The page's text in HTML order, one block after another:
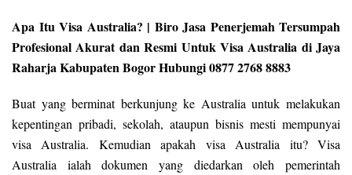
Apa Itu Visa Australia? | Biro Jasa Penerjemah Tersumpah
Profesional Akurat dan Resmi Untuk Visa Australia di Jaya
Raharja Kabupaten Bogor Hubungi 0877 2768 8883
Buat yang berminat berkunjung ke Australia untuk melakukan
kepentingan pribadi, sekolah, ataupun bisnis mesti mempunyai
visa Australia. Kemudian apakah visa Australia itu? Visa
Australia ialah dokumen yang diedarkan oleh pemerintah